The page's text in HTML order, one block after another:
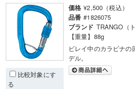
比較対象にす
る
価格 ¥2,500（税込）
品番 #1826075
ブランド TRANGO（
【重量】88g
ビレイ中のカラビナ
デル。